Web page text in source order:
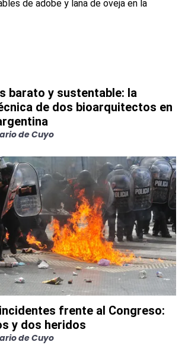
barato y sustentable: la
de dos bioarquitectos en
de Cuyo
frente al Congreso:
y dos heridos
de Cuyo